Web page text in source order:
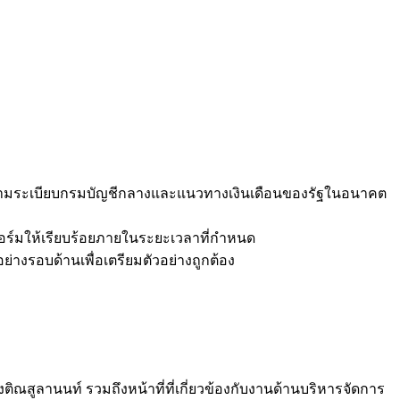
ระเบียบกรมบัญชีกลางและแนวทางเงินเดือนของรัฐในอนาคต
ร์มให้เรียบร้อยภายในระยะเวลาที่กำหนด
งรอบด้านเพื่อเตรียมตัวอย่างถูกต้อง
ณสูลานนท์ รวมถึงหน้าที่ที่เกี่ยวข้องกับงานด้านบริหารจัดการ